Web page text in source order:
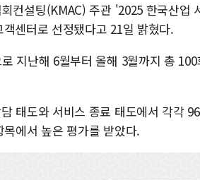
사우디·튀르키예·파키스탄, '
신길동 신축도 3.3㎡당 7250
용산공원·그린벨트로 또 충돌
[AI 부동산 투데이] 특공 전략
[코인시황] 비트코인 6만4000
컨설팅(KMAC) 주관 '2025 한국산업
센터로 선정됐다고 21일 밝혔다.
지난해 6월부터 올해 3월까지 총
태도와 서비스 종료 태도에서 각각
에서 높은 평가를 받았다.